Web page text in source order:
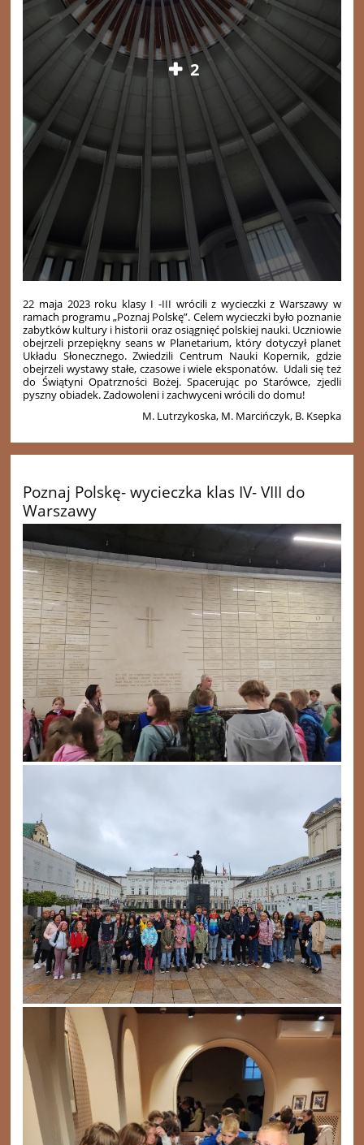
2
22 maja 2023 roku klasy I -III wrócili z wycieczki z Warszawy w
ramach programu „Poznaj Polskę”. Celem wycieczki było poznanie
zabytków kultury i historii oraz osiągnięć polskiej nauki. Uczniowie
obejrzeli przepiękny seans w Planetarium, który dotyczył planet
Układu Słonecznego. Zwiedzili Centrum Nauki Kopernik, gdzie
obejrzeli wystawy stałe, czasowe i wiele eksponatów. Udali się też
do Świątyni Opatrzności Bożej. Spacerując po Starówce, zjedli
pyszny obiadek. Zadowoleni i zachwyceni wrócili do domu!
M. Lutrzykoska, M. Marcińczyk, B. Ksepka
Poznaj Polskę- wycieczka klas IV- VIII do
Warszawy